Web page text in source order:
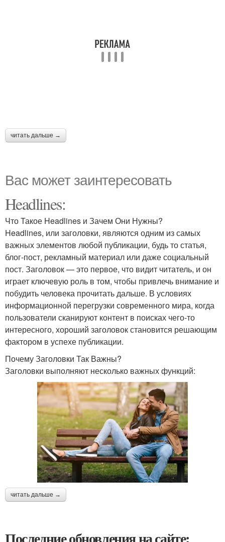
читать дальше →
Вас может заинтересовать
Headlines:
Что Такое Headlines и Зачем Они Нужны?
Headlines, или заголовки, являются одним из самых
важных элементов любой публикации, будь то статья,
блог-пост, рекламный материал или даже социальный
пост. Заголовок — это первое, что видит читатель, и он
играет ключевую роль в том, чтобы привлечь внимание и
побудить человека прочитать дальше. В условиях
информационной перегрузки современного мира, когда
пользователи сканируют контент в поисках чего-то
интересного, хороший заголовок становится решающим
фактором в успехе публикации.
Почему Заголовки Так Важны?
Заголовки выполняют несколько важных функций:
читать дальше →